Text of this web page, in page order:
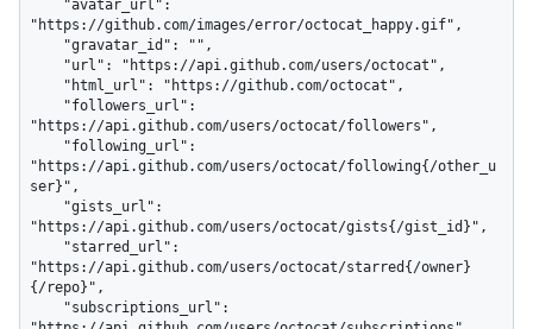
"https://github.com/images/error/octocat_happy.gif",
"https://api.github.com/users/octocat/followers",
"https://api.github.com/users/octocat/following{/other_u
ser}",
"https://api.github.com/users/octocat/gists{/gist_id}",
"https://api.github.com/users/octocat/starred{/owner}
{/repo}",